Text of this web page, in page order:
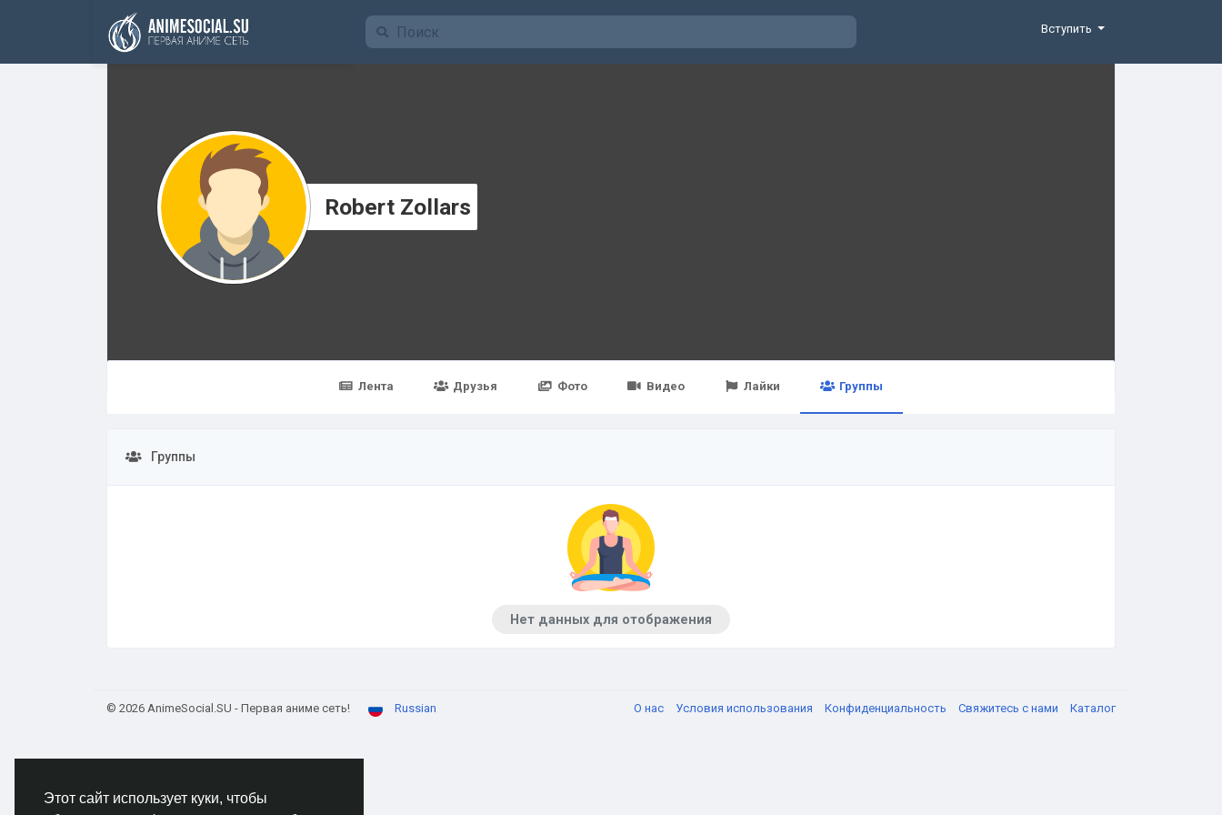
Этот сайт использует куки, чтобы
Funding
Вступить
Robert Zollars
Лента Друзья Фото Видео Лайки Группы
Группы
Нет данных для отображения
© 2026 AnimeSocial.SU - Первая аниме сеть! Russian О нас Условия использования Конфиденциальность Свяжитесь с нами Каталог